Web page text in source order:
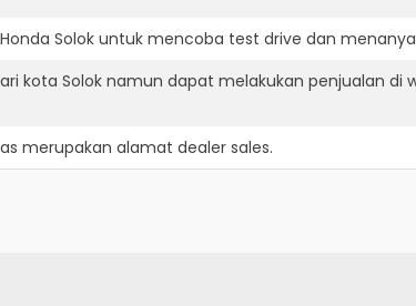
Solok untuk mencoba test drive dan
kota Solok namun dapat melakukan penjualan di
merupakan alamat dealer sales.